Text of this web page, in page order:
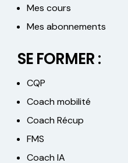
Mes cours
Mes abonnements
SE FORMER :
CQP
Coach mobilité
Coach Récup
FMS
Coach IA